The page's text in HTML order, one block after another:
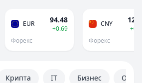
EUR 94.48
+0.69
Форекс
CNY
Форекс
Крипта IT Бизнес